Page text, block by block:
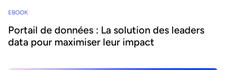
EBOOK
Portail de données : La solution des leaders
data pour maximiser leur impact